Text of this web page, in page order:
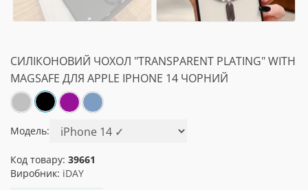
СИЛІКОНОВИЙ ЧОХОЛ "TRANSPARENT PLATING" WITH
MAGSAFE ДЛЯ APPLE IPHONE 14 ЧОРНИЙ
Модель:
Код товару: 39661
Виробник: iDAY